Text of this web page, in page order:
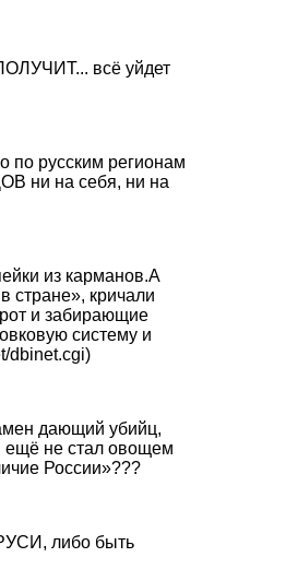
всё уйдет
по русским регионам
ни на себя, ни на
из карманов.А
стране», кричали
и забирающие
систему и
dbinet.cgi)
дающий убийц,
ещё не стал овощем
России»???
либо быть